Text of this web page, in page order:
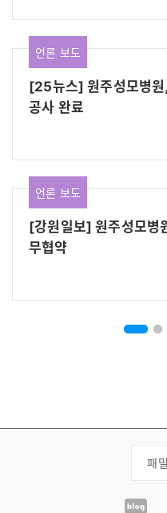
언론 보도
[25뉴스] 원주성모병
공사 완료
언론 보도
[강원일보] 원주성모병
무협약
패